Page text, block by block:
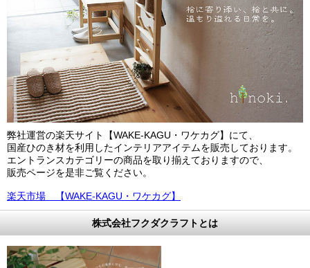
弊社運営の楽天サイト【WAKE-KAGU・ワケカグ】にて、
国産ひのき材を利用したインテリアアイテムを販売しております。
エントランスカテゴリーの商品を取り揃えておりますので、
販売ページを是非ご覧ください。
楽天市場 【WAKE-KAGU・ワケカグ】
株式会社フクダクラフトとは